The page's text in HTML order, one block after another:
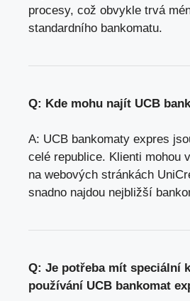
procesy, což obvykle trvá
standardního bankomatu.
Q: Kde mohu najít UCB
A: UCB bankomaty expres
celé republice. Klienti mohou
na webových stránkách
snadno najdou nejbližší
Q: Je potřeba mít speciální
používání UCB bankomat